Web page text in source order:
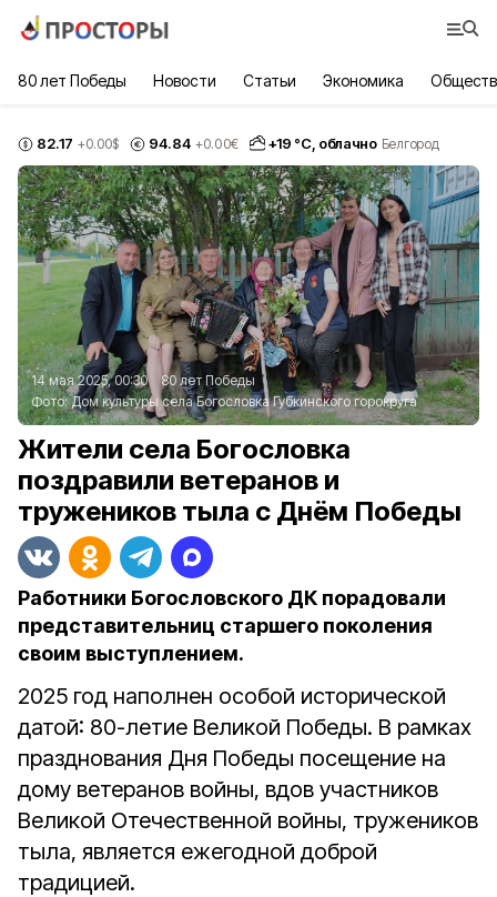
80 лет Победы Новости Статьи Экономика
82.17 +0.00$ 94.84 +0.00€ +19 °С, облачно Белгород
14 мая 2025, 00:30
80 лет Победы
Фото:Дом культуры села Богословка Губкинского горокруга
Жители села Богословка
поздравили ветеранов и
тружеников тыла с Днём Победы
Работники Богословского ДК порадовали
представительниц старшего поколения
своим выступлением.
2025 год наполнен особой исторической
датой: 80-летие Великой Победы. В рамках
празднования Дня Победы посещение на
дому ветеранов войны, вдов участников
Великой Отечественной войны, тружеников
тыла, является ежегодной доброй
традицией.